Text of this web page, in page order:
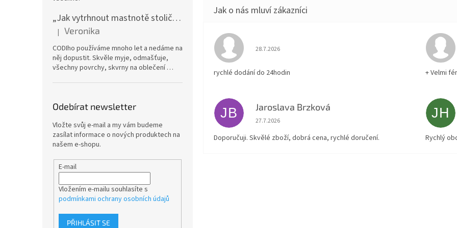
„Jak vytrhnout mastnotě stoličku“ – CODI Energic univerzální odmašťovač 750 ml (náplň), karton 12 ks | dlouhodobá zásoba
Hodnocení produktu je 5 z 5 hvězdiček.
| Veronika
CODIho používáme mnoho let a nedáme na
něj dopustit. Skvěle myje, odmašťuje,
všechny povrchy, skvrny na oblečení …
Odebírat newsletter
Vložte svůj e-mail a my vám budeme
zasílat informace o nových produktech na
našem e-shopu.
E-mail
Vložením e-mailu souhlasíte s
podmínkami ochrany osobních údajů
PŘIHLÁSIT SE
Hodnocení obchodu je 5 z 5 hvězdiček.
28.7.2026
rychlé dodání do 24hodin + Velmi
JB Jaroslava Brzková
Hodnocení obchodu je 5 z 5 hvězdiček.
27.7.2026
Doporučuji. Skvělé zboží, dobrá cena, rychlé doručení.
JH
Rychlý